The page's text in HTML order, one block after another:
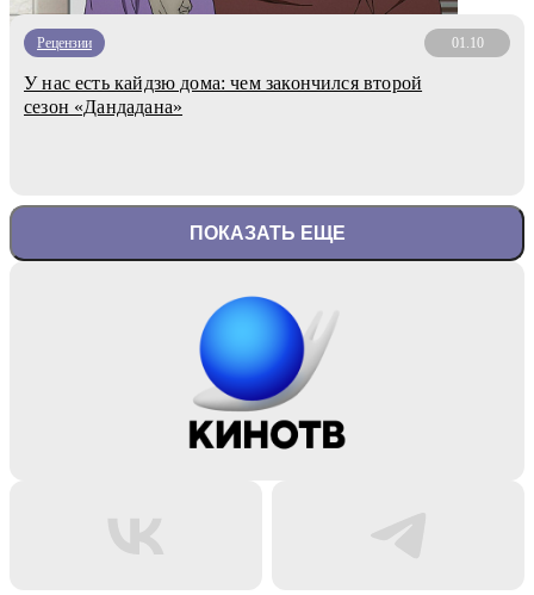
Рецензии 01.10
У нас есть кайдзю дома: чем закончился второй
сезон «Дандадана»
ПОКАЗАТЬ ЕЩЕ